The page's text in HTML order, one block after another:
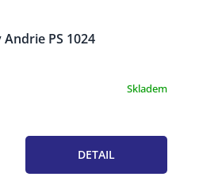
PS 1024
Skladem
DETAIL